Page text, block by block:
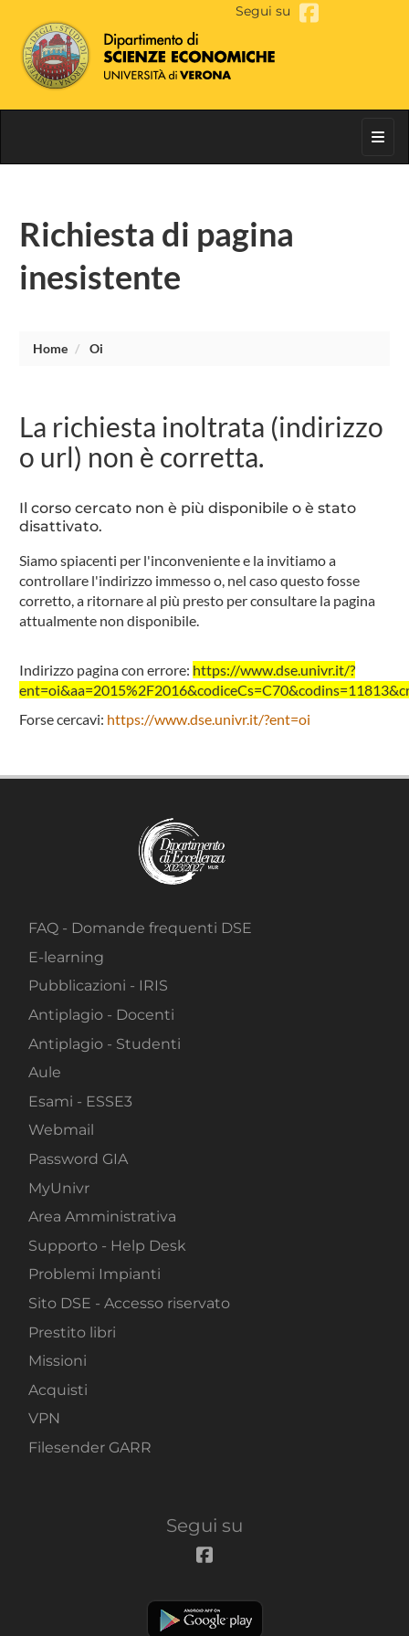
Segui su
Richiesta di pagina
inesistente
Home Oi
La richiesta inoltrata (indirizzo
o url) non è corretta.
Il corso cercato non è più disponibile o è stato
disattivato.
Siamo spiacenti per l'inconveniente e la invitiamo a
controllare l'indirizzo immesso o, nel caso questo fosse
corretto, a ritornare al più presto per consultare la pagina
attualmente non disponibile.
Indirizzo pagina con errore: https://www.dse.univr.it/?
Forse cercavi: https://www.dse.univr.it/?ent=oi
FAQ - Domande frequenti DSE
E-learning
Pubblicazioni - IRIS
Antiplagio - Docenti
Antiplagio - Studenti
Aule
Esami - ESSE3
Webmail
Password GIA
MyUnivr
Area Amministrativa
Supporto - Help Desk
Problemi Impianti
Sito DSE - Accesso riservato
Prestito libri
Missioni
Acquisti
VPN
Filesender GARR
Segui su